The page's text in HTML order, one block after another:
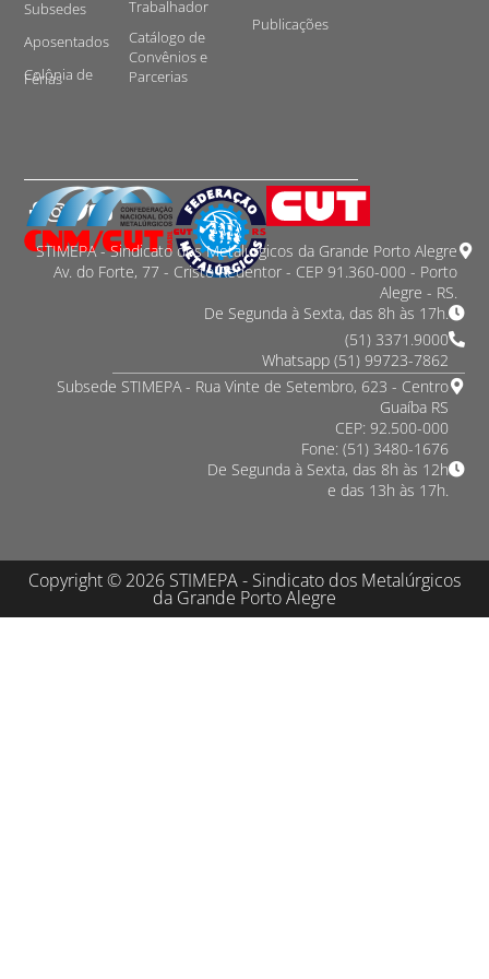
Subsedes
Aposentados
Colônia de
Férias
Trabalhador
Catálogo de
Convênios e
Parcerias
Publicações
STIMEPA - Sindicato dos Metalurgicos da Grande Porto Alegre
Av. do Forte, 77 - Cristo Redentor - CEP 91.360-000 - Porto
Alegre - RS.
De Segunda à Sexta, das 8h às 17h.
(51) 3371.9000
Whatsapp (51) 99723-7862
Subsede STIMEPA - Rua Vinte de Setembro, 623 - Centro
Guaíba RS
CEP: 92.500-000
Fone: (51) 3480-1676
De Segunda à Sexta, das 8h às 12h
e das 13h às 17h.
Copyright © 2026 STIMEPA - Sindicato dos Metalúrgicos
da Grande Porto Alegre